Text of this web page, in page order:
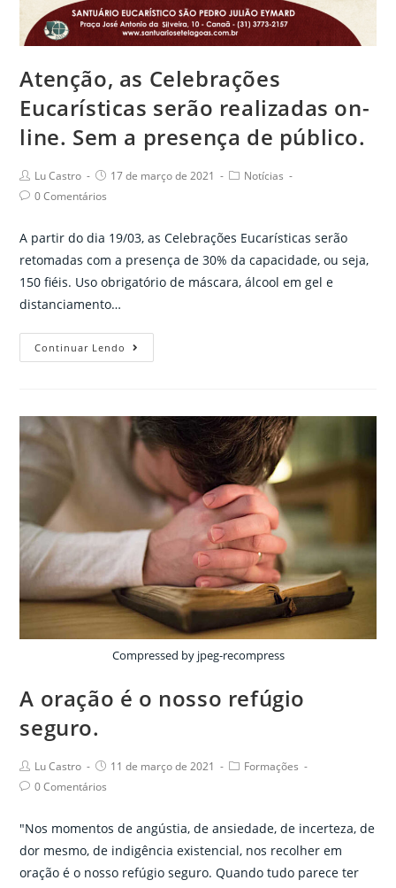
Atenção, as Celebrações
Eucarísticas serão realizadas on-
line. Sem a presença de público.
Post
author:
Lu Castro
Post
published:
17 de março de 2021
PostNotícias
Post0 Comentários
A partir do dia 19/03, as Celebrações Eucarísticas serão
retomadas com a presença de 30% da capacidade, ou seja,
150 fiéis. Uso obrigatório de máscara, álcool em gel e
distanciamento…
Continuar Lendo
as
serão
realizadas
on-
line.
Sem
a
presença
de
público.
Compressed by jpeg-recompress
A oração é o nosso refúgio
seguro.
Post
author:
Lu Castro
Post
published:
11 de março de 2021
PostFormações
Post0 Comentários
"Nos momentos de angústia, de ansiedade, de incerteza, de
dor mesmo, de indigência existencial, nos recolher em
oração é o nosso refúgio seguro. Quando tudo parece ter